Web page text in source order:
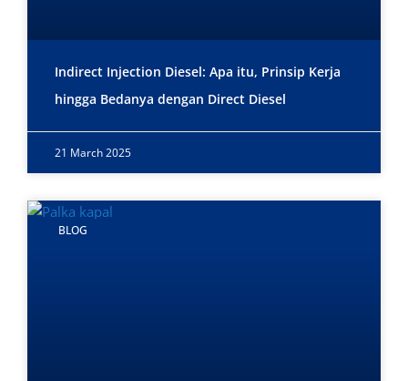
Indirect Injection Diesel: Apa itu, Prinsip Kerja
hingga Bedanya dengan Direct Diesel
21 March 2025
BLOG